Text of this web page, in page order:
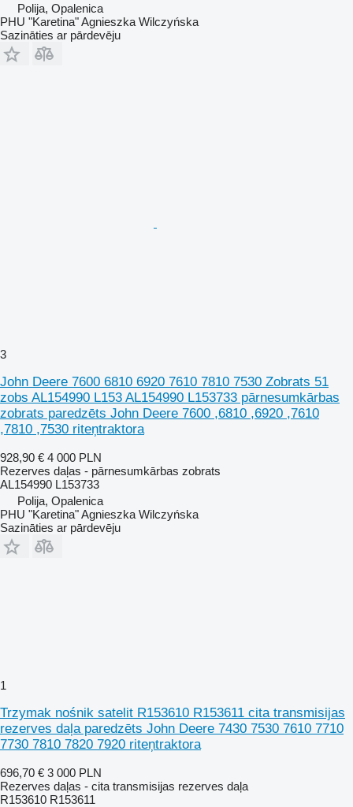
Polija, Opalenica
PHU "Karetina" Agnieszka Wilczyńska
Sazināties ar pārdevēju
3
John Deere 7600 6810 6920 7610 7810 7530 Zobrats 51
zobs AL154990 L153 AL154990 L153733 pārnesumkārbas
zobrats paredzēts John Deere 7600 ,6810 ,6920 ,7610
,7810 ,7530 riteņtraktora
928,90 € 4 000 PLN
Rezerves daļas - pārnesumkārbas zobrats
AL154990 L153733
Polija, Opalenica
PHU "Karetina" Agnieszka Wilczyńska
Sazināties ar pārdevēju
1
Trzymak nośnik satelit R153610 R153611 cita transmisijas
rezerves daļa paredzēts John Deere 7430 7530 7610 7710
7730 7810 7820 7920 riteņtraktora
696,70 € 3 000 PLN
Rezerves daļas - cita transmisijas rezerves daļa
R153610 R153611